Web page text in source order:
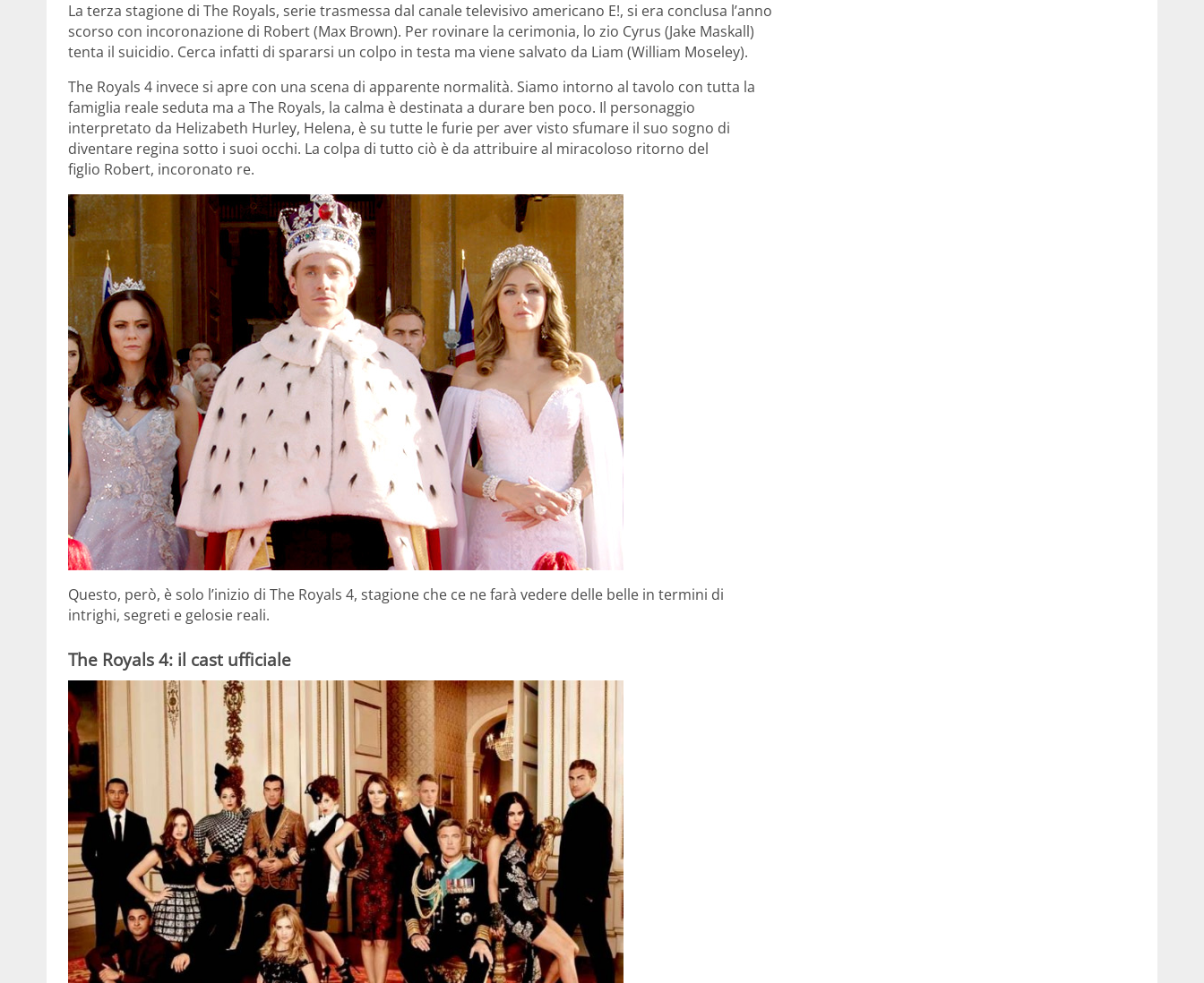
La terza stagione di The Royals, serie trasmessa dal canale televisivo americano E!, si era conclusa l’anno
scorso con incoronazione di Robert (Max Brown). Per rovinare la cerimonia, lo zio Cyrus (Jake Maskall)
tenta il suicidio. Cerca infatti di spararsi un colpo in testa ma viene salvato da Liam (William Moseley).
The Royals 4 invece si apre con una scena di apparente normalità. Siamo intorno al tavolo con tutta la
famiglia reale seduta ma a The Royals, la calma è destinata a durare ben poco. Il personaggio
interpretato da Helizabeth Hurley, Helena, è su tutte le furie per aver visto sfumare il suo sogno di
diventare regina sotto i suoi occhi. La colpa di tutto ciò è da attribuire al miracoloso ritorno del
figlio Robert, incoronato re.
Questo, però, è solo l’inizio di The Royals 4, stagione che ce ne farà vedere delle belle in termini di
intrighi, segreti e gelosie reali.
The Royals 4: il cast ufficiale